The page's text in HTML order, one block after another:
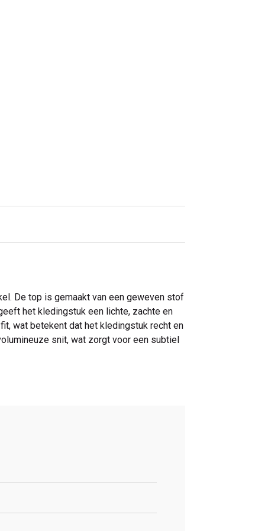
De top is gemaakt van een geweven stof
het kledingstuk een lichte, zachte en
wat betekent dat het kledingstuk recht en
snit, wat zorgt voor een subtiel